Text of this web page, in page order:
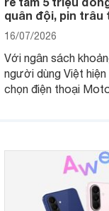
quân đội, pin trâu
16/07/2026
Với ngân sách
người dùng Việt
chọn điện thoại